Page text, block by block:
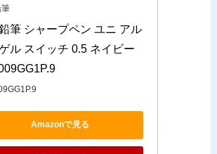
筆
筆 シャープペン ユニ アル
ル スイッチ 0.5 ネイビー
Amazonで見る